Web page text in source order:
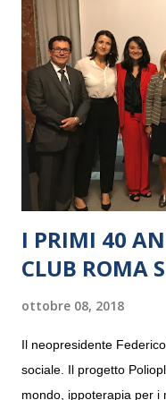
I PRIMI 40
CLUB ROMA
ottobre 08, 2018
Il neopresidente
sociale. Il progetto
mondo, ippoterapia per i